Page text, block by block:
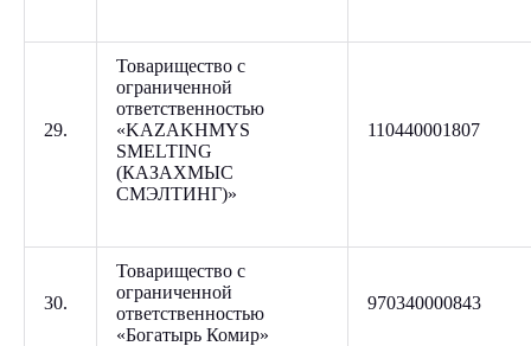
29.
Товарищество с
ограниченной
ответственностью
«KAZAKHMYS
SMELTING
(КАЗАХМЫС
СМЭЛТИНГ)»
110440001807
30.
Товарищество с
ограниченной
ответственностью
«Богатырь Комир»
970340000843